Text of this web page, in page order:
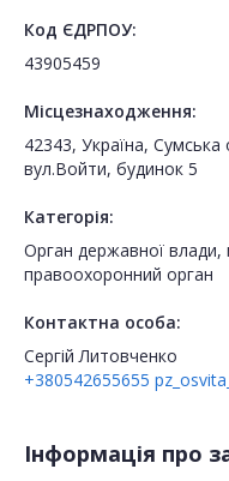
Код ЄДРПОУ:
43905459
Місцезнаходження:
42343, Україна,
вул.Войти, будинок 5
Категорія:
Орган державної влади,
правоохоронний орган
Контактна особа:
Сергій Литовченко
+380542655655
Інформація про